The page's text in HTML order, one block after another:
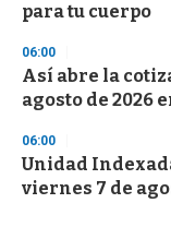
para tu cuerpo
06:00
Así abre la
agosto de 2026
06:00
Unidad
viernes 7 de